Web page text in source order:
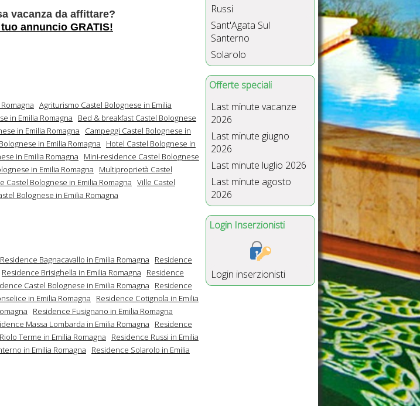
vacanza da affittare?
annuncio GRATIS!
Agriturismo Castel Bolognese in Emilia
in Emilia Romagna
Bed & breakfast Castel Bolognese
in Emilia Romagna
Campeggi Castel Bolognese in
in Emilia Romagna
Hotel Castel Bolognese in
in Emilia Romagna
Mini-residence Castel Bolognese
in Emilia Romagna
Multiproprietà Castel
Castel Bolognese in Emilia Romagna Ville Castel
Bolognese in Emilia Romagna
Residence Bagnacavallo in Emilia Romagna
Residence
Residence Brisighella in Emilia Romagna
Residence
Castel Bolognese in Emilia Romagna
Residence
in Emilia Romagna
Residence Cotignola in Emilia
Residence Fusignano in Emilia Romagna
Massa Lombarda in Emilia Romagna
Residence
Terme in Emilia Romagna
Residence Russi in Emilia
in Emilia Romagna
Residence Solarolo in Emilia
Russi
Sant'Agata Sul
Santerno
Solarolo
Offerte speciali
Last minute vacanze
2026
Last minute giugno
2026
Last minute luglio 2026
Last minute agosto
2026
Login Inserzionisti
Login inserzionisti